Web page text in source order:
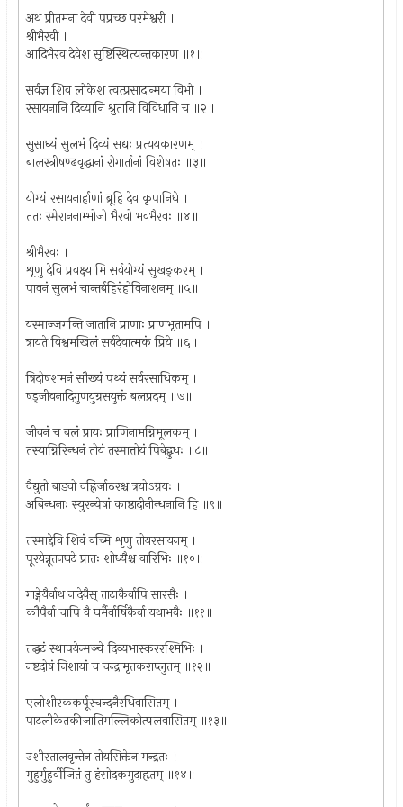
अथ प्रीतमना देवी पप्रच्छ परमेश्वरी ।
श्रीभैरवी ।
आदिभैरव देवेश सृष्टिस्थित्यन्तकारण ॥१॥
सर्वज्ञ शिव लोकेश त्वत्प्रसादान्मया विभो ।
रसायनानि दिव्यानि श्रुतानि विविधानि च ॥२॥
सुसाध्यं सुलभं दिव्यं सद्यः प्रत्ययकारणम् ।
बालस्त्रीषण्ढवृद्धानां रोगार्तानां विशेषतः ॥३॥
योग्यं रसायनार्हाणां ब्रूहि देव कृपानिधे ।
ततः स्मेराननाम्भोजो भैरवो भवभैरवः ॥४॥
श्रीभैरवः ।
शृणु देवि प्रवक्ष्यामि सर्वयोग्यं सुखङ्करम् ।
पावनं सुलभं चान्तर्बहिरंहोविनाशनम् ॥५॥
यस्माज्जगन्ति जातानि प्राणाः प्राणभृतामपि ।
त्रायते विश्वमखिलं सर्वदेवात्मकं प्रिये ॥६॥
त्रिदोषशमनं सौख्यं पथ्यं सर्वरसाधिकम् ।
षड्जीवनादिगुणयुग्रसयुक्तं बलप्रदम् ॥७॥
जीवनं च बलं प्रायः प्राणिनामग्निमूलकम् ।
तस्याग्निरिन्धनं तोयं तस्मात्तोयं पिबेद्बुधः ॥८॥
वैद्युतो बाडवो वह्निर्जाठरश्च त्रयोऽग्नयः ।
अबिन्धनाः स्युरन्येषां काष्ठादीनीन्धनानि हि ॥९॥
तस्माद्देवि शिवं वच्मि शृणु तोयरसायनम् ।
पूरयेन्नूतनघटे प्रातः शोध्यैश्च वारिभिः ॥१०॥
गाङ्गेयैर्वाथ नादेयैस् ताटाकैर्वापि सारसैः ।
कौपैर्वा चापि वै घर्मैर्वार्षिकैर्वा यथाभवैः ॥११॥
तद्घटं स्थापयेन्मञ्चे दिव्यभास्कररश्मिभिः ।
नष्टदोषं निशायां च चन्द्रामृतकराप्लुतम् ॥१२॥
एलोशीरककर्पूरचन्दनैरधिवासितम् ।
पाटलीकेतकीजातिमल्लिकोत्पलवासितम् ॥१३॥
उशीरतालवृन्तेन तोयसिक्तेन मन्द्रतः ।
मुहुर्मुहुर्वीजितं तु हंसोदकमुदाहृतम् ॥१४॥